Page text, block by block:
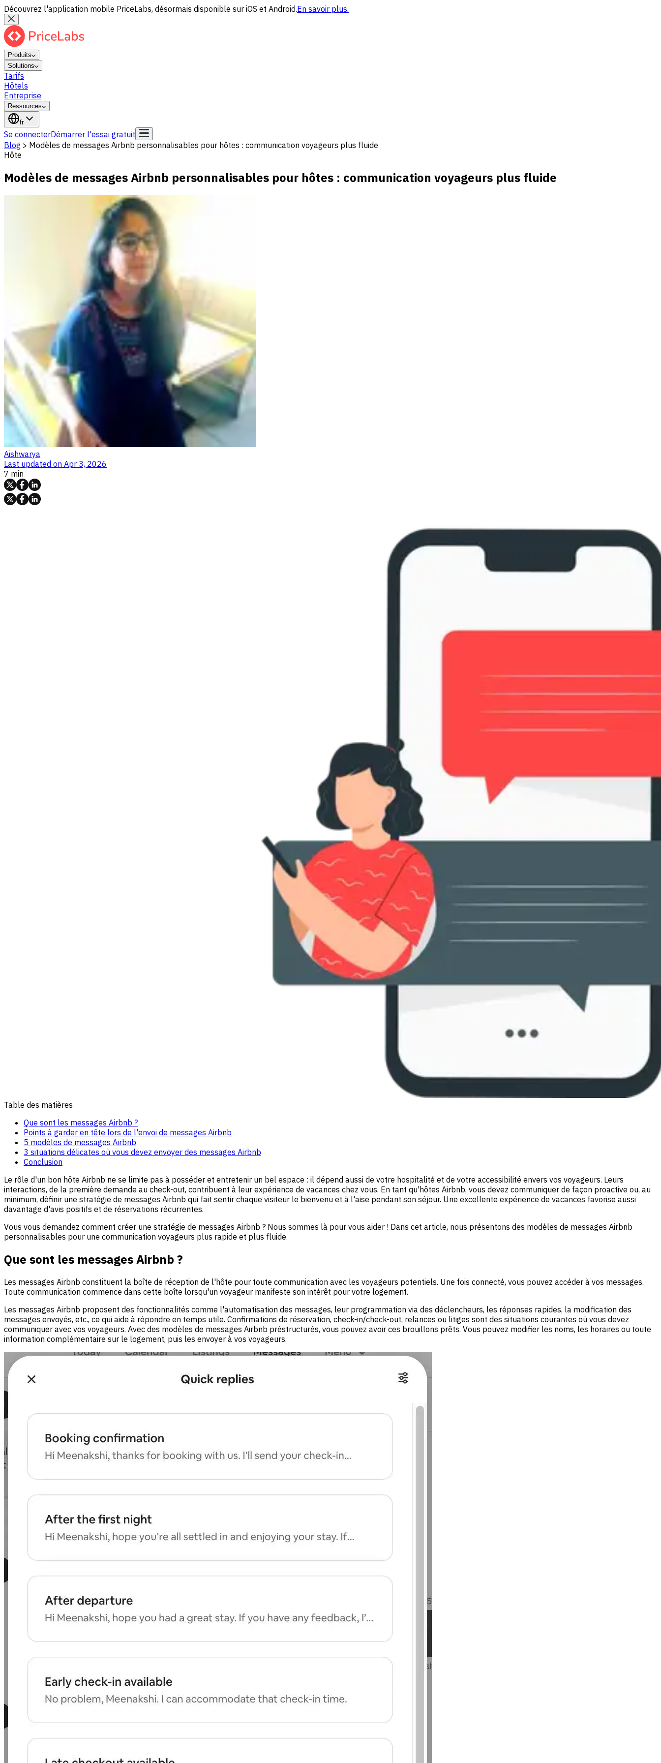
Découvrez l'application mobile PriceLabs, désormais disponible sur iOS et Android.En savoir plus.
Produits
Solutions
Tarifs
Hôtels
Entreprise
Ressources
fr
Se connecterDémarrer l'essai gratuit
Blog > Modèles de messages Airbnb personnalisables pour hôtes : communication voyageurs plus fluide
Hôte
Modèles de messages Airbnb personnalisables pour hôtes : communication voyageurs plus fluide
Aishwarya
Last updated on Apr 3, 2026
7 min
Table des matières
Que sont les messages Airbnb ?
Points à garder en tête lors de l'envoi de messages Airbnb
5 modèles de messages Airbnb
3 situations délicates où vous devez envoyer des messages Airbnb
Conclusion
Le rôle d'un bon hôte Airbnb ne se limite pas à posséder et entretenir un bel espace : il dépend aussi de votre hospitalité et de votre accessibilité envers vos voyageurs. Leurs
interactions, de la première demande au check-out, contribuent à leur expérience de vacances chez vous. En tant qu'hôtes Airbnb, vous devez communiquer de façon proactive ou, au
minimum, définir une stratégie de messages Airbnb qui fait sentir chaque visiteur le bienvenu et à l'aise pendant son séjour. Une excellente expérience de vacances favorise aussi
davantage d'avis positifs et de réservations récurrentes.
Vous vous demandez comment créer une stratégie de messages Airbnb ? Nous sommes là pour vous aider ! Dans cet article, nous présentons des modèles de messages Airbnb
personnalisables pour une communication voyageurs plus rapide et plus fluide.
Que sont les messages Airbnb ?
Les messages Airbnb constituent la boîte de réception de l'hôte pour toute communication avec les voyageurs potentiels. Une fois connecté, vous pouvez accéder à vos messages.
Toute communication commence dans cette boîte lorsqu'un voyageur manifeste son intérêt pour votre logement.
Les messages Airbnb proposent des fonctionnalités comme l'automatisation des messages, leur programmation via des déclencheurs, les réponses rapides, la modification des
messages envoyés, etc., ce qui aide à répondre en temps utile. Confirmations de réservation, check-in/check-out, relances ou litiges sont des situations courantes où vous devez
communiquer avec vos voyageurs. Avec des modèles de messages Airbnb préstructurés, vous pouvez avoir ces brouillons prêts. Vous pouvez modifier les noms, les horaires ou toute
information complémentaire sur le logement, puis les envoyer à vos voyageurs.